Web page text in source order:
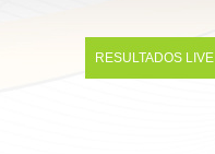
RESULTADOS LIVE